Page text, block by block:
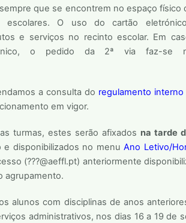
que se encontrem no espaço físico
escolares. O uso do cartão
e serviços no recinto escolar. Em
o pedido da 2ª via faz-se
a consulta do regulamento interno
em vigor.
turmas, estes serão afixados na tarde
e disponibilizados no menuAno Letivo/
(???@aeffl.pt) anteriormente
agrupamento.
alunos com disciplinas de anos
administrativos, nos dias 16 a 19 de